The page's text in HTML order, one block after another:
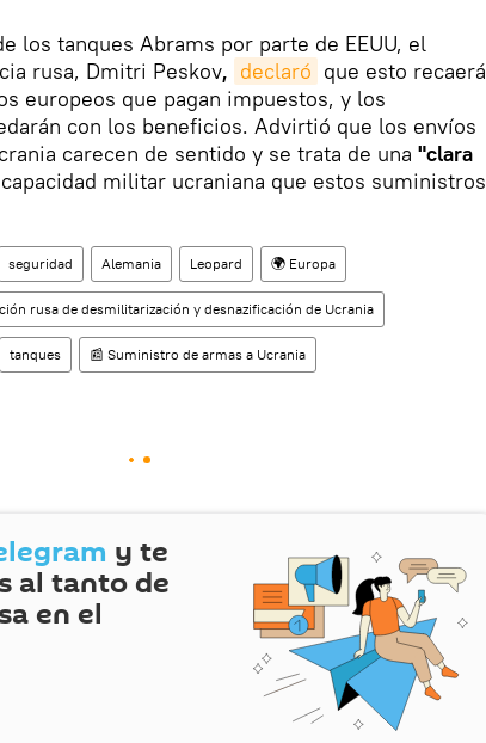
los tanques Abrams por parte de EEUU, el
rusa, Dmitri Peskov, declaró que esto recaerá
europeos que pagan impuestos, y los
con los beneficios. Advirtió que los envíos
carecen de sentido y se trata de una "clara
militar ucraniana que estos suministros
seguridad Alemania Leopard 🌍 Europa
rusa de desmilitarización y desnazificación de Ucrania
tanques 📰 Suministro de armas a Ucrania
y te
al tanto de
en el